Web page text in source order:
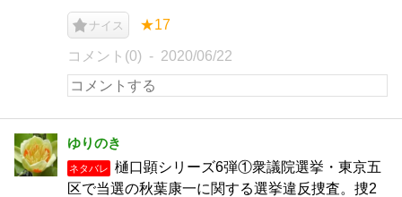
ナイス ★17
コメント(0) 2020/06/22
ゆりのき
ネタバレ
樋口顕シリーズ6弾①衆議院選挙・東京五
区で当選の秋葉康一に関する選挙違反捜査。捜2